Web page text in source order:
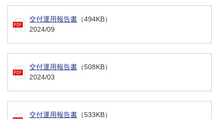
交付運用報告書 （494KB）
2024/09
交付運用報告書 （508KB）
2024/03
交付運用報告書 （533KB）